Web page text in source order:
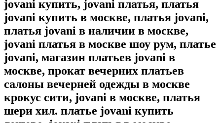
jovani купить, jovani платья, платья
jovani купить в москве, платья jovani,
платья jovani в наличии в москве,
jovani платья в москве шоу рум, платье
jovani, магазин платьев jovani в
москве, прокат вечерних платьев
салоны вечерней одежды в москве
крокус сити, jovani в москве, платья
шери хил. платье jovani купить